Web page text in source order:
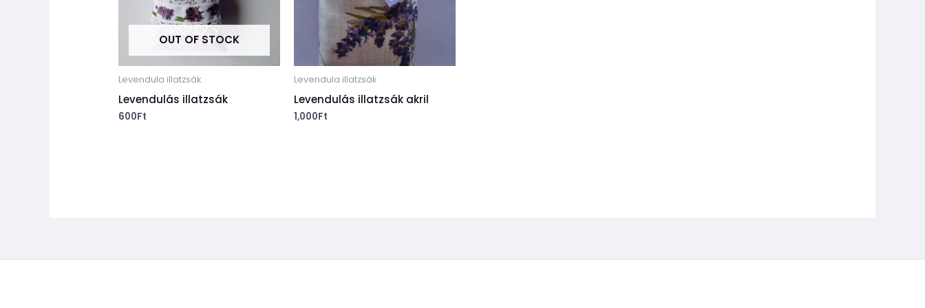
OUT OF STOCK
Levendula illatzsák
Levendulás illatzsák
600Ft
Levendula illatzsák
Levendulás illatzsák akril
1,000Ft